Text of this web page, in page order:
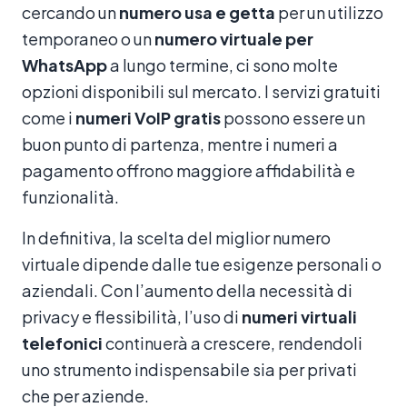
cercando unnumero usa e getta per un utilizzo
temporaneo o unnumero virtuale per
WhatsAppa lungo termine, ci sono molte
opzioni disponibili sul mercato. I servizi gratuiti
come i numeri VoIP gratispossono essere un
buon punto di partenza, mentre i numeri a
pagamento offrono maggiore affidabilità e
funzionalità.
In definitiva, la scelta del miglior numero
virtuale dipende dalle tue esigenze personali o
aziendali. Con l’aumento della necessità di
privacy e flessibilità, l’uso di numeri virtuali
telefonicicontinuerà a crescere, rendendoli
uno strumento indispensabile sia per privati
che per aziende.